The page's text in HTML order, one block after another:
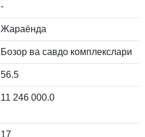
-
Жараёнда
Бозор ва савдо комплекслари
56.5
11 246 000.0
17